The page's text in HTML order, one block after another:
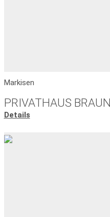
Markisen
PRIVATHAUS
Details